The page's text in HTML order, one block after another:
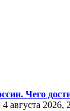
Чего
августа 2026,